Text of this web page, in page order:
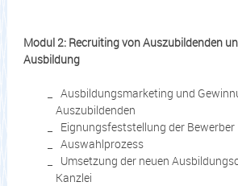
Modul 2: Recruiting von Auszubildenden
Ausbildung
Ausbildungsmarketing und
Auszubildenden
Eignungsfeststellung der Bewerber
Auswahlprozess
Umsetzung der neuen
Kanzlei